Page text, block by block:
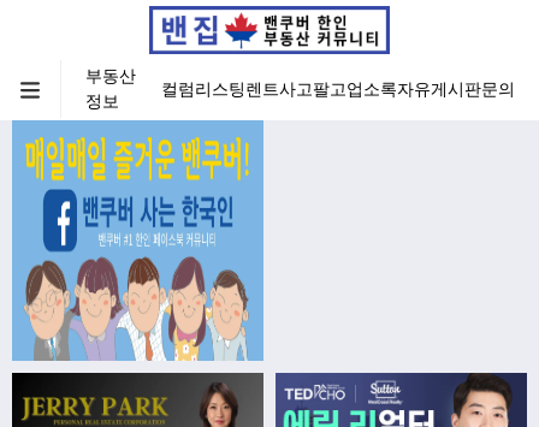
부동산
정보
컬럼리스팅렌트사고팔고업소록자유게시판문의